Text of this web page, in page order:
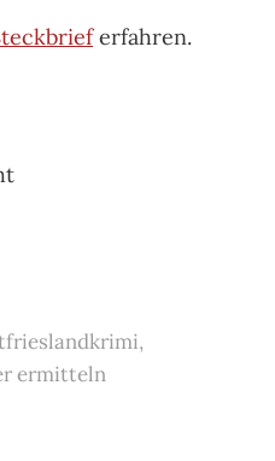
erfahren.
,
ermitteln